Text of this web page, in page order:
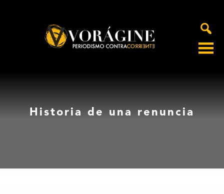
Historia de una renuncia